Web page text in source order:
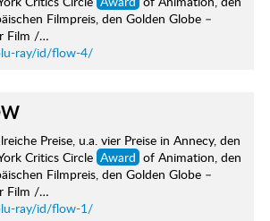
Filmpreis, den Golden Globe –
Film /…
ray/id/flow-4/
Preise, u.a. vier Preise in Annecy, den
Critics Circle Award of Animation, den
Filmpreis, den Golden Globe –
Film /…
ray/id/flow-1/